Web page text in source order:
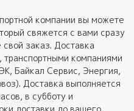
компании вы можете
свяжется с вами сразу
заказ. Доставка
транспортными компаниями
Байкал Сервис, Энергия,
Доставка выполняется
в субботу и
доставки до вашего